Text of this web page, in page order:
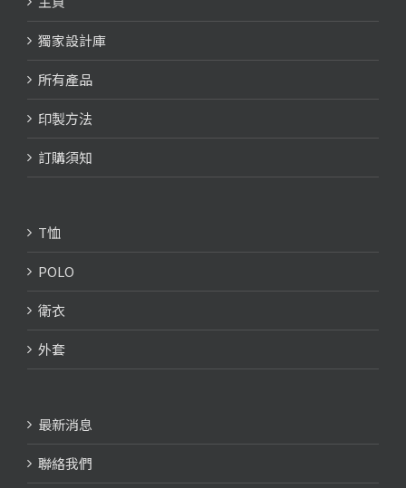
獨家設計庫
所有產品
印製方法
訂購須知
T恤
POLO
衛衣
外套
最新消息
聯絡我們